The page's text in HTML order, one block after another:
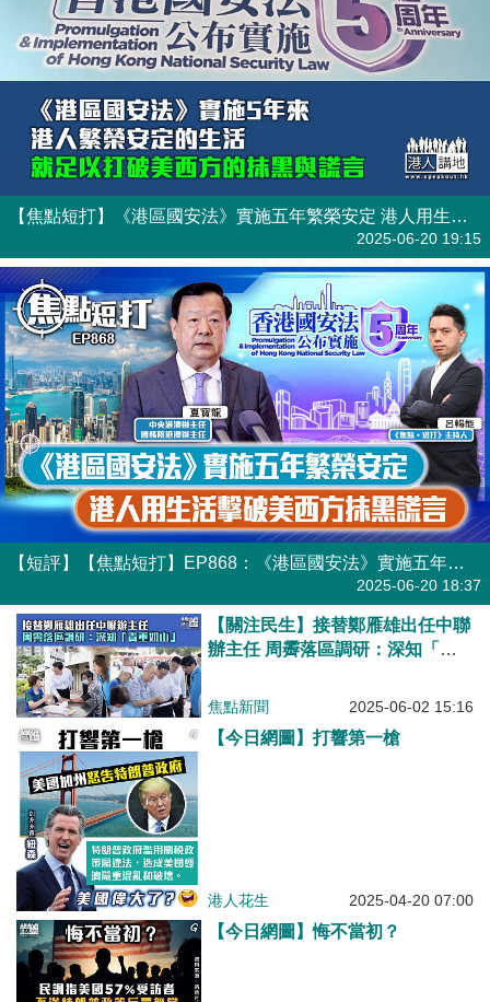
【焦點短打】《港區國安法》實施五年繁榮安定 港人用生活擊破美西方抹黑謊言
2025-06-20 19:15
【短評】【焦點短打】EP868：《港區國安法》實施五年繁榮安定 港人用生活擊破美西方抹黑謊言
2025-06-20 18:37
【關注民生】接替鄭雁雄出任中聯
辦主任 周霽落區調研：深知「責
焦點新聞 2025-06-02 15:16
【今日網圖】打響第一槍
港人花生 2025-04-20 07:00
【今日網圖】悔不當初？